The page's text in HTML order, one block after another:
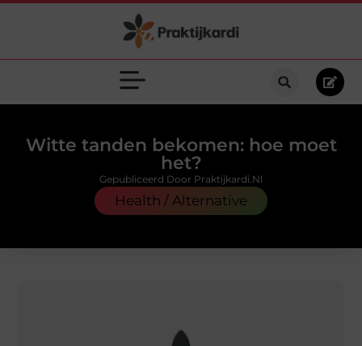
Witte tanden bekomen: hoe moet
het?
Health / Alternative
Gepubliceerd Door Praktijkardi.nl